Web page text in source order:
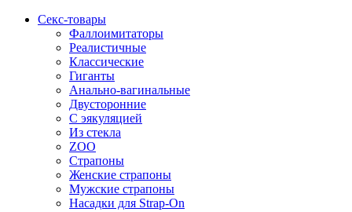
Секс-товары
Фаллоимитаторы
Реалистичные
Классические
Гиганты
Анально-вагинальные
Двусторонние
С эякуляцией
Из стекла
ZOO
Страпоны
Женские страпоны
Мужские страпоны
Насадки для Strap-On